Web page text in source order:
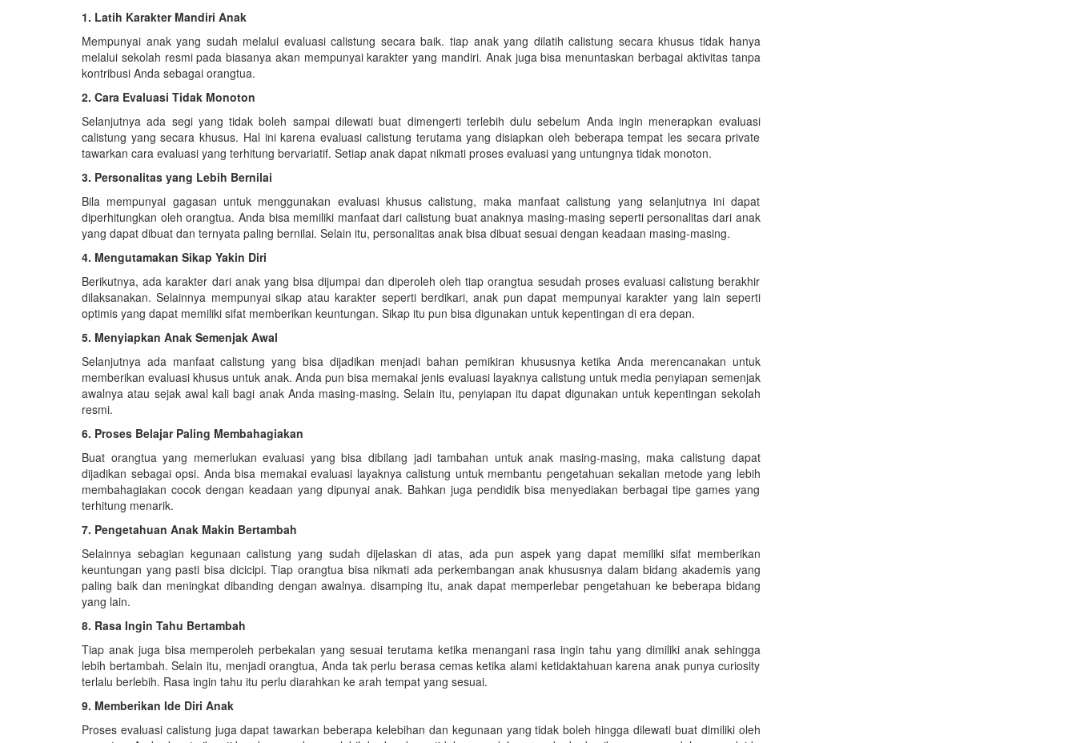
1. Latih Karakter Mandiri Anak
Mempunyai anak yang sudah melalui evaluasi calistung secara baik. tiap anak yang dilatih calistung secara khusus tidak hanya
melalui sekolah resmi pada biasanya akan mempunyai karakter yang mandiri. Anak juga bisa menuntaskan berbagai aktivitas tanpa
kontribusi Anda sebagai orangtua.
2. Cara Evaluasi Tidak Monoton
Selanjutnya ada segi yang tidak boleh sampai dilewati buat dimengerti terlebih dulu sebelum Anda ingin menerapkan evaluasi
calistung yang secara khusus. Hal ini karena evaluasi calistung terutama yang disiapkan oleh beberapa tempat les secara private
tawarkan cara evaluasi yang terhitung bervariatif. Setiap anak dapat nikmati proses evaluasi yang untungnya tidak monoton.
3. Personalitas yang Lebih Bernilai
Bila mempunyai gagasan untuk menggunakan evaluasi khusus calistung, maka manfaat calistung yang selanjutnya ini dapat
diperhitungkan oleh orangtua. Anda bisa memiliki manfaat dari calistung buat anaknya masing-masing seperti personalitas dari anak
yang dapat dibuat dan ternyata paling bernilai. Selain itu, personalitas anak bisa dibuat sesuai dengan keadaan masing-masing.
4. Mengutamakan Sikap Yakin Diri
Berikutnya, ada karakter dari anak yang bisa dijumpai dan diperoleh oleh tiap orangtua sesudah proses evaluasi calistung berakhir
dilaksanakan. Selainnya mempunyai sikap atau karakter seperti berdikari, anak pun dapat mempunyai karakter yang lain seperti
optimis yang dapat memiliki sifat memberikan keuntungan. Sikap itu pun bisa digunakan untuk kepentingan di era depan.
5. Menyiapkan Anak Semenjak Awal
Selanjutnya ada manfaat calistung yang bisa dijadikan menjadi bahan pemikiran khususnya ketika Anda merencanakan untuk
memberikan evaluasi khusus untuk anak. Anda pun bisa memakai jenis evaluasi layaknya calistung untuk media penyiapan semenjak
awalnya atau sejak awal kali bagi anak Anda masing-masing. Selain itu, penyiapan itu dapat digunakan untuk kepentingan sekolah
resmi.
6. Proses Belajar Paling Membahagiakan
Buat orangtua yang memerlukan evaluasi yang bisa dibilang jadi tambahan untuk anak masing-masing, maka calistung dapat
dijadikan sebagai opsi. Anda bisa memakai evaluasi layaknya calistung untuk membantu pengetahuan sekalian metode yang lebih
membahagiakan cocok dengan keadaan yang dipunyai anak. Bahkan juga pendidik bisa menyediakan berbagai tipe games yang
terhitung menarik.
7. Pengetahuan Anak Makin Bertambah
Selainnya sebagian kegunaan calistung yang sudah dijelaskan di atas, ada pun aspek yang dapat memiliki sifat memberikan
keuntungan yang pasti bisa dicicipi. Tiap orangtua bisa nikmati ada perkembangan anak khususnya dalam bidang akademis yang
paling baik dan meningkat dibanding dengan awalnya. disamping itu, anak dapat memperlebar pengetahuan ke beberapa bidang
yang lain.
8. Rasa Ingin Tahu Bertambah
Tiap anak juga bisa memperoleh perbekalan yang sesuai terutama ketika menangani rasa ingin tahu yang dimiliki anak sehingga
lebih bertambah. Selain itu, menjadi orangtua, Anda tak perlu berasa cemas ketika alami ketidaktahuan karena anak punya curiosity
terlalu berlebih. Rasa ingin tahu itu perlu diarahkan ke arah tempat yang sesuai.
9. Memberikan Ide Diri Anak
Proses evaluasi calistung juga dapat tawarkan beberapa kelebihan dan kegunaan yang tidak boleh hingga dilewati buat dimiliki oleh